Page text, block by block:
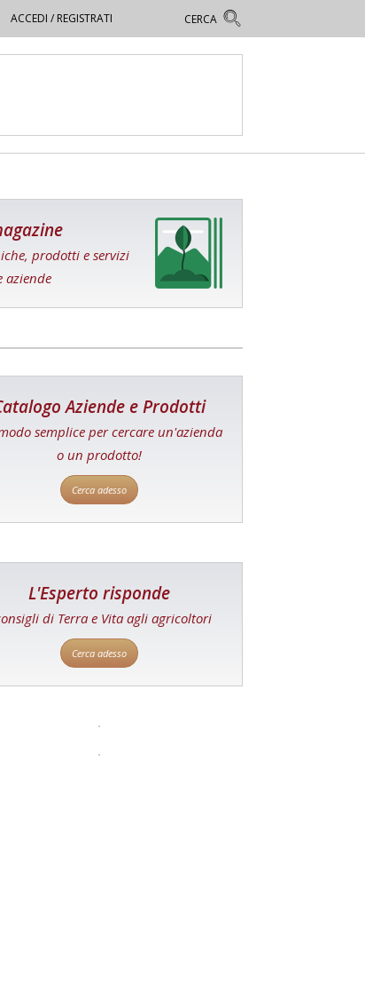
ACCEDI / REGISTRATI
prodotti e servizi
aziende
Aziende e Prodotti
semplice per cercare un'azienda
o un prodotto!
Cerca adesso
L'Esperto risponde
di Terra e Vita agli agricoltori
Cerca adesso